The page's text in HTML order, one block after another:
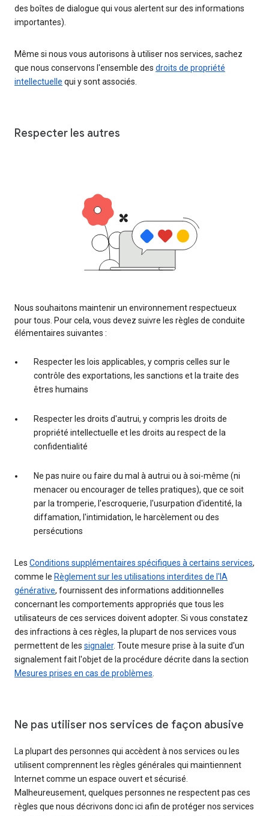
des boîtes de dialogue qui vous alertent sur des informations
importantes).
Même si nous vous autorisons à utiliser nos services, sachez
que nous conservons l'ensemble des droits de propriété
intellectuelle qui y sont associés.
Respecter les autres
Nous souhaitons maintenir un environnement respectueux
pour tous. Pour cela, vous devez suivre les règles de conduite
élémentaires suivantes :
Respecter les lois applicables, y compris celles sur le
contrôle des exportations, les sanctions et la traite des
êtres humains
Respecter les droits d'autrui, y compris les droits de
propriété intellectuelle et les droits au respect de la
confidentialité
Ne pas nuire ou faire du mal à autrui ou à soi-même (ni
menacer ou encourager de telles pratiques), que ce soit
par la tromperie, l'escroquerie, l'usurpation d'identité, la
diffamation, l'intimidation, le harcèlement ou des
persécutions
Les Conditions supplémentaires spécifiques à certains services,
comme le Règlement sur les utilisations interdites de l'IA
générative, fournissent des informations additionnelles
concernant les comportements appropriés que tous les
utilisateurs de ces services doivent adopter. Si vous constatez
des infractions à ces règles, la plupart de nos services vous
permettent de les signaler. Toute mesure prise à la suite d'un
signalement fait l'objet de la procédure décrite dans la section
Mesures prises en cas de problèmes.
Ne pas utiliser nos services de façon abusive
La plupart des personnes qui accèdent à nos services ou les
utilisent comprennent les règles générales qui maintiennent
Internet comme un espace ouvert et sécurisé.
Malheureusement, quelques personnes ne respectent pas ces
règles que nous décrivons donc ici afin de protéger nos services